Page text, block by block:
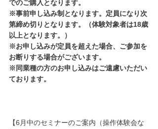
でのご購入となります。
※事前申し込み制となります。定員になり次
第締め切りとなります。（体験対象者は18歳
以上となります。）
※お申し込みが定員を超えた場合、ご参加を
お断りする場合がございます。
※同業種の方のお申し込みはご遠慮いただい
ております。
【6月中のセミナーのご案内（操作体験会な